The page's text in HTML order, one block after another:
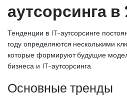
аутсорсинга в
Тенденции в IT-аутсорсинге
году определяются несколькими
которые формируют будущие
бизнеса и IT-аутсорсинга.
Основные тренды